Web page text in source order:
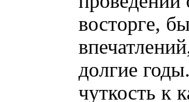
восторге,
долгие
чуткость к